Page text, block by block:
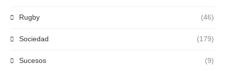
Rugby (46)
Sociedad (179)
Sucesos (9)